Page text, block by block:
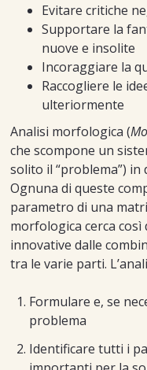
Evitare critiche
Supportare la
nuove e insolite
Incoraggiare la
Raccogliere le
ulteriormente
Analisi morfologica (
che scompone un
solito il “problema”)
Ognuna di queste
parametro di una
morfologica cerca
innovative dalle
tra le varie parti.
Formulare e, se
problema
Identificare tutti i